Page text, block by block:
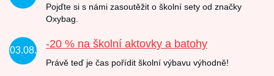
Pojďte si s námi zasoutěžit o školní sety od značky
Oxybag.
03.08.
-20 % na školní aktovky a batohy
Právě teď je čas pořídit školní výbavu výhodně!